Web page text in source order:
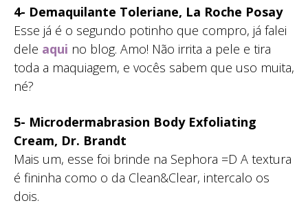
4- Demaquilante Toleriane, La Roche Posay
Esse já é o segundo potinho que compro, já falei
dele aqui no blog. Amo! Não irrita a pele e tira
toda a maquiagem, e vocês sabem que uso muita,
né?
5- Microdermabrasion Body Exfoliating
Cream, Dr. Brandt
Mais um, esse foi brinde na Sephora =D A textura
é fininha como o da Clean&Clear, intercalo os
dois.